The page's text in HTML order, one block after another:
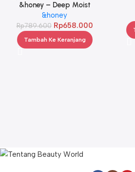
&honey – Deep Moist
Treatment 445 g Twinpack
&honey
Rp789.600 Rp658.000
Tambah Ke Keranjang